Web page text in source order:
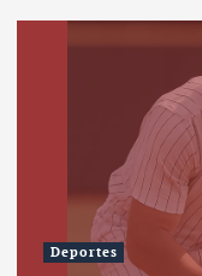
Deportes